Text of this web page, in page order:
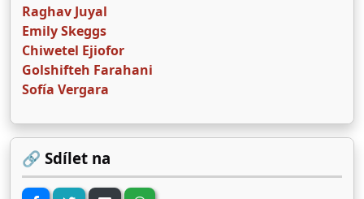
Raghav Juyal
Emily Skeggs
Chiwetel Ejiofor
Golshifteh Farahani
Sofía Vergara
🔗 Sdílet na